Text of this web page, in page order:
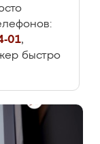
01,
быстро